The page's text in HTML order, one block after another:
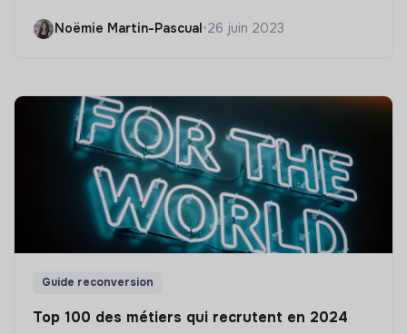
Noëmie Martin-Pascual •26 juin 2023
Guide reconversion
Top 100 des métiers qui recrutent en 2024